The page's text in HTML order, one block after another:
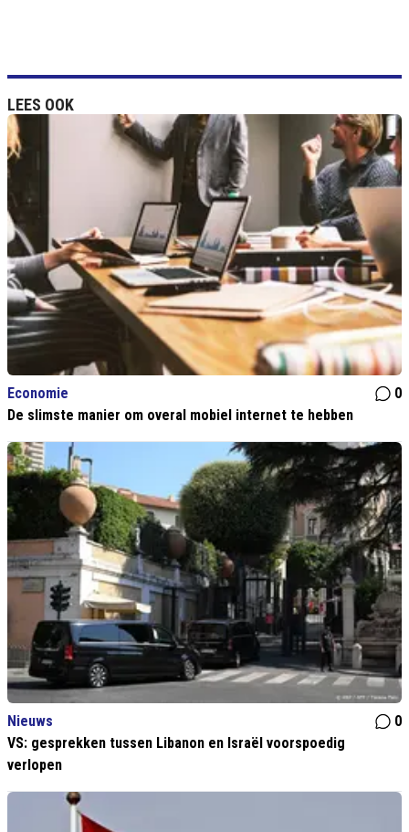
LEES OOK
Economie
0
De slimste manier om overal mobiel internet te hebben
Nieuws
0
VS: gesprekken tussen Libanon en Israël voorspoedig
verlopen